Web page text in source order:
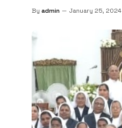
By admin January 25, 2024